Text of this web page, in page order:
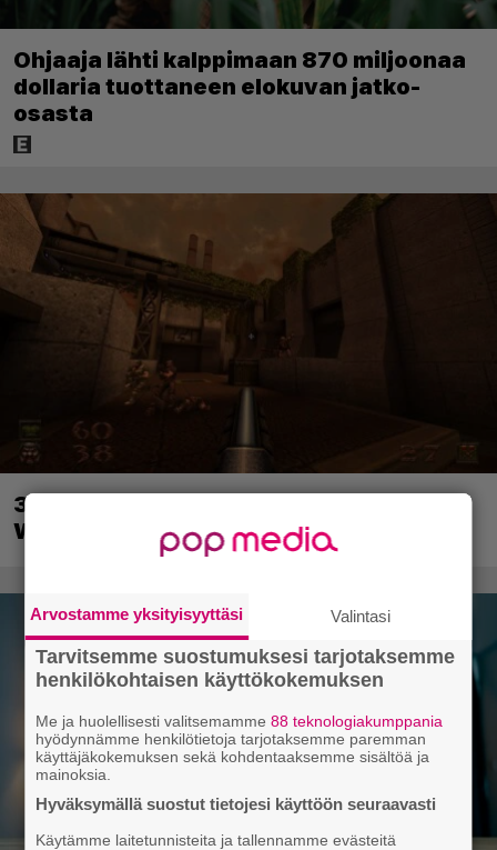
Ohjaaja lähti kalppimaan 870 miljoonaa
dollaria tuottaneen elokuvan jatko-
osasta
30-vuotias Quake sai uuden episodin
Wolfenstein-kehittäjiltä
Arvostamme yksityisyyttäsi Valintasi
Tarvitsemme suostumuksesi tarjotaksemme
henkilökohtaisen käyttökokemuksen
Me ja huolellisesti valitsemamme88 teknologiakumppania
hyödynnämme henkilötietoja tarjotaksemme paremman
käyttäjäkokemuksen sekä kohdentaaksemme sisältöä ja
mainoksia.
Hyväksymällä suostut tietojesi käyttöön seuraavasti
Käytämme laitetunnisteita ja tallennamme evästeitä